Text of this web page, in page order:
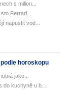
s milion...
Ferrari...
napustit vod...
horoskopu
jako...
kuchyně u b...